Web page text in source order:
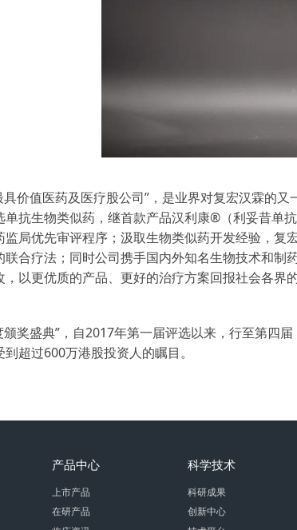
具价值医药及医疗股公司”，是业界对复宏汉霖的
单抗生物类似药，继首款产品汉利康®（利妥昔单
监局优先审评程序；汲取生物类似药开发经验，
联合疗法；同时公司携手国内外知名生物技术和
以更优质的产品、更好的治疗方案回报社会各界的
颁奖盛典”，自2017年第一届评选以来，行至第四
超过600万港股投资人的瞩目。
产品中心
上市产品
在研产品
科学技术
科研成果
创新中心